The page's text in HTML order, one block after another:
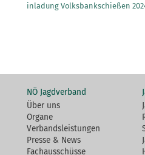
inladung Volksbankschießen
NÖ Jagdverband
Über uns
Organe
Verbandsleistungen
Presse & News
Fachausschüsse